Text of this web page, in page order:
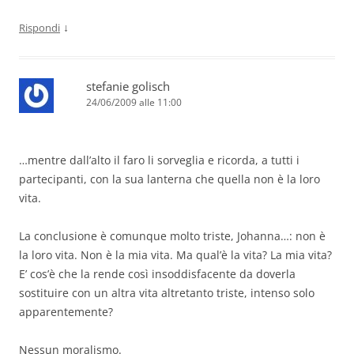
Rispondi ↓
stefanie golisch
24/06/2009 alle 11:00
…mentre dall’alto il faro li sorveglia e ricorda, a tutti i
partecipanti, con la sua lanterna che quella non è la loro
vita.
La conclusione è comunque molto triste, Johanna…: non è
la loro vita. Non è la mia vita. Ma qual’è la vita? La mia vita?
E’ cos’è che la rende così insoddisfacente da doverla
sostituire con un altra vita altretanto triste, intenso solo
apparentemente?
Nessun moralismo.